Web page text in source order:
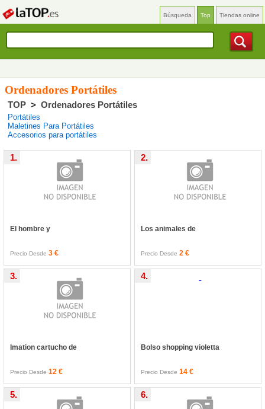
Búsqueda Top Tiendas online
Ordenadores Portátiles
TOP >Ordenadores Portátiles
Portátiles
Maletines Para Portátiles
Accesorios para portátiles
El hombre y
1.
Precio Desde3 €
Los animales de
2.
Precio Desde 2 €
Imation cartucho de
3.
Precio Desde12 €
Bolso shopping violetta
4.
Precio Desde 14 €
5. 6.